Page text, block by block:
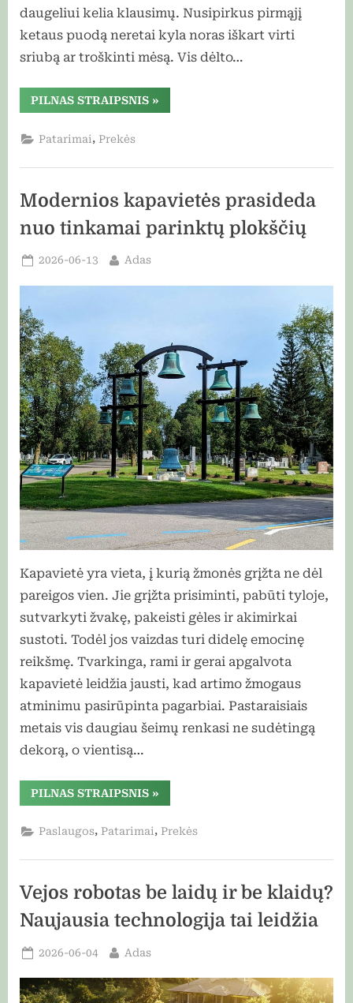
daugeliui kelia klausimų. Nusipirkus pirmąjį
ketaus puodą neretai kyla noras iškart virti
sriubą ar troškinti mėsą. Vis dėlto…
PILNAS STRAIPSNIS“Ką
verta
naudojant
»
Patarimai, Prekės
Modernios kapavietės prasideda
nuo tinkamai parinktų plokščių
Posted
2026-06-13 By
Adas
Kapavietė yra vieta, į kurią žmonės grįžta ne dėl
pareigos vien. Jie grįžta prisiminti, pabūti tyloje,
sutvarkyti žvakę, pakeisti gėles ir akimirkai
sustoti. Todėl jos vaizdas turi didelę emocinę
reikšmę. Tvarkinga, rami ir gerai apgalvota
kapavietė leidžia jausti, kad artimo žmogaus
atminimu pasirūpinta pagarbiai. Pastaraisiais
metais vis daugiau šeimų renkasi ne sudėtingą
dekorą, o vientisą…
PILNAS STRAIPSNIS“Modernios
kapavietės
nuo
tinkamai
plokščių”
»
Paslaugos, Patarimai, Prekės
Vejos robotas be laidų ir be klaidų?
Naujausia technologija tai leidžia
Posted
2026-06-04 By
Adas